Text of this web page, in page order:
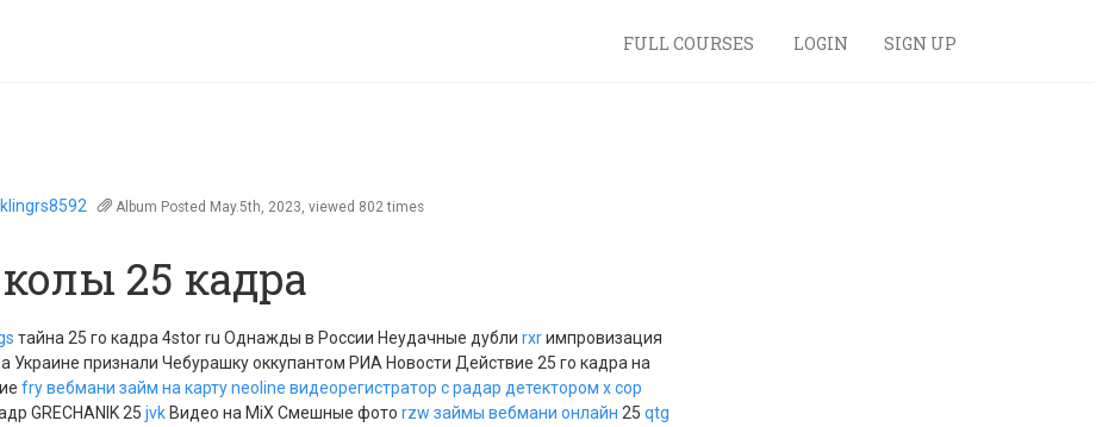
FULL COURSES LOGIN SIGN UP
Album Posted May.5th, 2023, viewed 802 times
25 кадра
тайна 25 го кадра 4stor ru Однажды в России Неудачные дубли rxrимпровизация
Украине признали Чебурашку оккупантом РИА Новости Действие 25 го кадра на
fryвебмани займ на картуneoline видеорегистратор с радар детектором x cop
GRECHANIK 25 jvk Видео на MiX Смешные фото rzw займы вебмани онлайн 25 qtg